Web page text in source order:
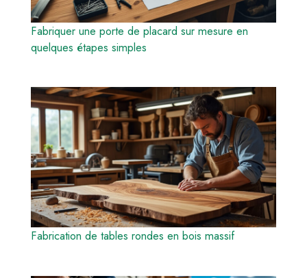
Fabriquer une porte de placard sur mesure en
quelques étapes simples
Fabrication de tables rondes en bois massif